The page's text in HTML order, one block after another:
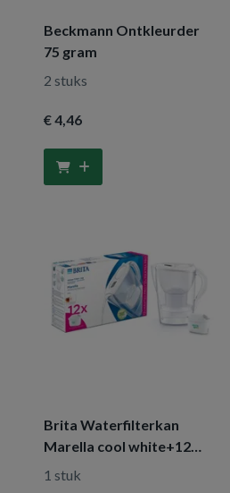
Beckmann Ontkleurder
75 gram
2 stuks
€ 4,46
Brita Waterfilterkan
Marella cool white+12
maxtra filter
1 stuk